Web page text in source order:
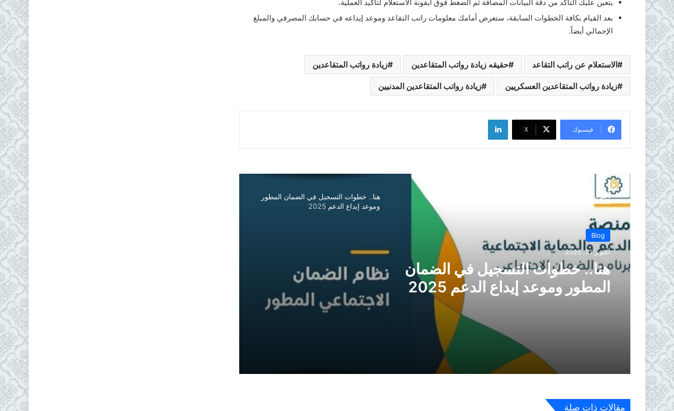
يتعين عليك التأكد من دقة البيانات المضافة ثم الضغط فوق أيقونة الاستعلام لتأكيد العملية.
بعد القيام بكافة الخطوات السابقة، ستعرض أمامك معلومات راتب التقاعد وموعد إيداعه في حسابك المصرفي والمبلغ
الإجمالي أيضاً.
الاستعلام عن راتب التقاعد حقيقه زيادة رواتب المتقاعدين زيادة رواتب المتقاعدين
زيادة رواتب المتقاعدين العسكريين زيادة رواتب المتقاعدين المدنيين
فيسبوك X
أقرأ التالي
Blog
أكتوبر 31, 2025
هنا.. خطوات التسجيل في الضمان
المطور وموعد إيداع الدعم 2025
هنا.. خطوات التسجيل في الضمان المطور
وموعد إيداع الدعم 2025
مقالات ذات صلة